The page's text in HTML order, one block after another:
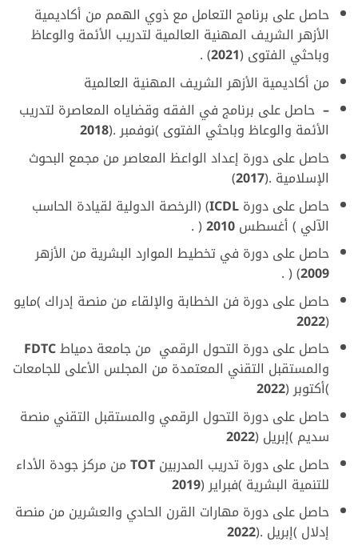
حاصل على برنامج التعامل مع ذوي الهمم من أكاديمية
الأزهر الشريف المهنية العالمية لتدريب الأئمة والوعاظ
وباحثي الفتوى (2021
) .
من أكاديمية الأزهر الشريف المهنية العالمية
– حاصل على برنامج في الفقه وقضاياه المعاصرة لتدريب
الأئمة والوعاظ وباحثي الفتوى )نوفمبر .(
2018
حاصل على دورة إعداد الواعظ المعاصر من مجمع البحوث
الإسلامية .(2017
)
حاصل على دورةICDL) (الرخصة الدولية لقيادة الحاسب
الآلي ) أغسطس2010
( .
حاصل على دورة في تخطيط الموارد البشرية من الأزهر
2009
) ( .
حاصل على دورة فن الخطابة والإلقاء من منصة إدراك )مايو
(
2022
حاصل على دورة التحول الرقمي من جامعة دمياطFDTC
والمستقبل التقني المعتمدة من المجلس الأعلى للجامعات
)أكتوبر(
2022
حاصل على دورة التحول الرقمي والمستقبل التقني منصة
سديم )إبريل(
2022
حاصل على دورة تدريب المدربينTOTمن مركز جودة الأداء
للتنمية البشرية )فبراير(
2019
حاصل على دورة مهارات القرن الحادي والعشرين من منصة
إدلال )إبريل .(
2022